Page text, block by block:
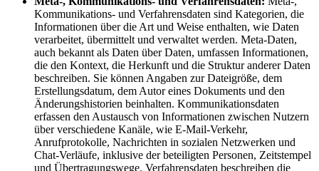
Kommunikations- und Verfahrensdaten sind Kategorien, die
Informationen über die Art und Weise enthalten, wie Daten
verarbeitet, übermittelt und verwaltet werden. Meta-Daten,
auch bekannt als Daten über Daten, umfassen Informationen,
die den Kontext, die Herkunft und die Struktur anderer Daten
beschreiben. Sie können Angaben zur Dateigröße, dem
Erstellungsdatum, dem Autor eines Dokuments und den
Änderungshistorien beinhalten. Kommunikationsdaten
erfassen den Austausch von Informationen zwischen Nutzern
über verschiedene Kanäle, wie E-Mail-Verkehr,
Anrufprotokolle, Nachrichten in sozialen Netzwerken und
Chat-Verläufe, inklusive der beteiligten Personen, Zeitstempel
und Übertragungswege. Verfahrensdaten beschreiben die